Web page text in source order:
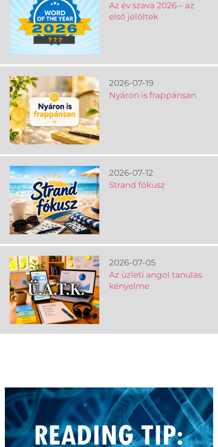
Az év szava 2026 – az
első jelöltek
2026-07-19
Nyáron is frappánsan
2026-07-12
Strand fókusz
2026-07-05
Az üzleti angol tanulás
kényelme